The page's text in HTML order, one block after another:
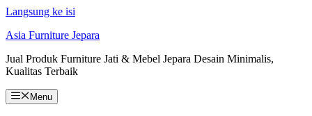
Langsung ke isi
Asia Furniture Jepara
Jual Produk Furniture Jati & Mebel Jepara Desain Minimalis,
Kualitas Terbaik
Menu